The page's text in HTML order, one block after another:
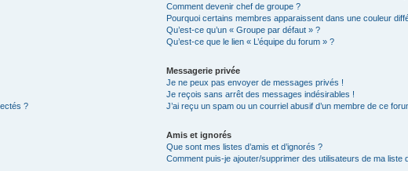
?
Comment devenir chef de groupe ?
Pourquoi certains membres apparaissent dans une couleur
Qu’est-ce qu’un « Groupe par défaut » ?
Qu’est-ce que le lien « L’équipe du forum » ?
Messagerie privée
Je ne peux pas envoyer de messages privés !
Je reçois sans arrêt des messages indésirables !
J’ai reçu un spam ou un courriel abusif d’un membre de ce
Amis et ignorés
Que sont mes listes d’amis et d’ignorés ?
Comment puis-je ajouter/supprimer des utilisateurs de ma liste